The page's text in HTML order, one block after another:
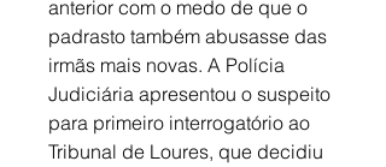
anterior com o medo de que o
padrasto também abusasse das
irmãs mais novas. A Polícia
Judiciária apresentou o suspeito
para primeiro interrogatório ao
Tribunal de Loures, que decidiu